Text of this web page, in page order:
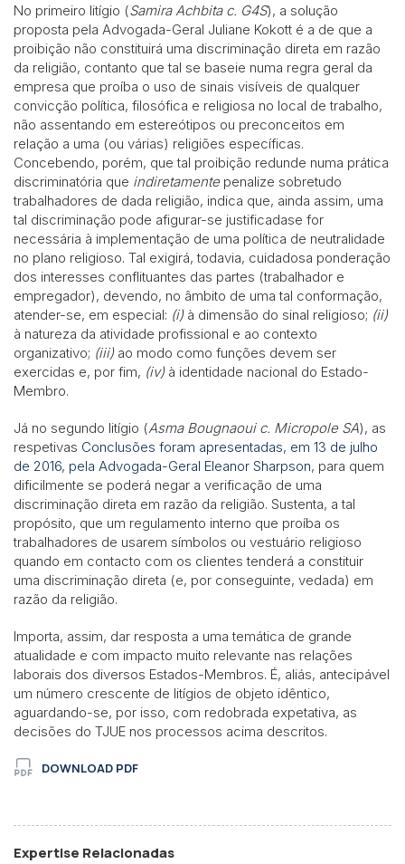
No primeiro litígio (Samira Achbita c. G4S), a solução
proposta pela Advogada-Geral Juliane Kokott é a de que a
proibição não constituirá uma discriminação direta em razão
da religião, contanto que tal se baseie numa regra geral da
empresa que proíba o uso de sinais visíveis de qualquer
convicção política, filosófica e religiosa no local de trabalho,
não assentando em estereótipos ou preconceitos em
relação a uma (ou várias) religiões específicas.
Concebendo, porém, que tal proibição redunde numa prática
discriminatória que indiretamente penalize sobretudo
trabalhadores de dada religião, indica que, ainda assim, uma
tal discriminação pode afigurar-se justificadase for
necessária à implementação de uma política de neutralidade
no plano religioso. Tal exigirá, todavia, cuidadosa ponderação
dos interesses conflituantes das partes (trabalhador e
empregador), devendo, no âmbito de uma tal conformação,
atender-se, em especial: (i) à dimensão do sinal religioso; (ii)
à natureza da atividade profissional e ao contexto
organizativo; (iii) ao modo como funções devem ser
exercidas e, por fim, (iv) à identidade nacional do Estado-
Membro.
Já no segundo litígio (Asma Bougnaoui c. Micropole SA), as
respetivas Conclusões foram apresentadas, em 13 de julho
de 2016, pela Advogada-Geral Eleanor Sharpson, para quem
dificilmente se poderá negar a verificação de uma
discriminação direta em razão da religião. Sustenta, a tal
propósito, que um regulamento interno que proíba os
trabalhadores de usarem símbolos ou vestuário religioso
quando em contacto com os clientes tenderá a constituir
uma discriminação direta (e, por conseguinte, vedada) em
razão da religião.
Importa, assim, dar resposta a uma temática de grande
atualidade e com impacto muito relevante nas relações
laborais dos diversos Estados-Membros. É, aliás, antecipável
um número crescente de litígios de objeto idêntico,
aguardando-se, por isso, com redobrada expetativa, as
decisões do TJUE nos processos acima descritos.
DOWNLOAD PDF
Expertise Relacionadas